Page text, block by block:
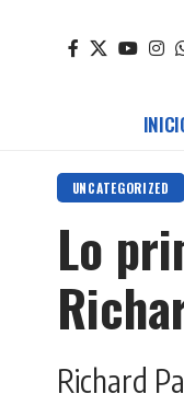
UNCATEGORIZED
Lo
Richard